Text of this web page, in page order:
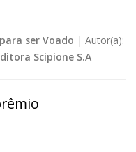
ser Voado | Autor(a):
Scipione S.A